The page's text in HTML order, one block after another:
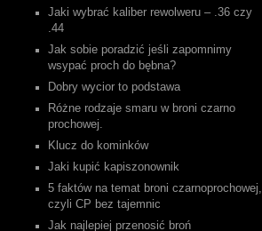
Jaki wybrać kaliber rewolweru – .36 czy
.44
Jak sobie poradzić jeśli zapomnimy
wsypać proch do bębna?
Dobry wycior to podstawa
Różne rodzaje smaru w broni czarno
prochowej.
Klucz do kominków
Jaki kupić kapiszonownik
5 faktów na temat broni czarnoprochowej,
czyli CP bez tajemnic
Jak najlepiej przenosić broń